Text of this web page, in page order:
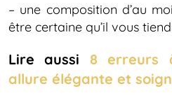
– une composition d’au
être certaine qu’il vous
Lire aussi 8 erreurs
allure élégante et